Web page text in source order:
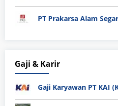
PT Prakarsa Alam Segar
Gaji & Karir